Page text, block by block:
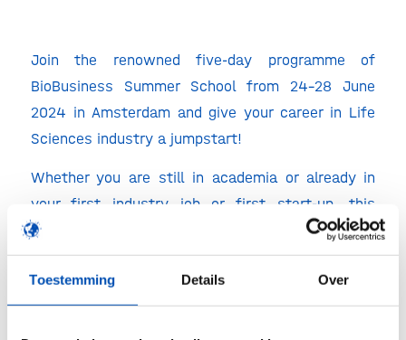
Toestemming Details Over
Join the renowned five-day programme of
BioBusiness Summer School from 24-28 June
2024 in Amsterdam and give your career in Life
Sciences industry a jumpstart!
Whether you are still in academia or already in
your first industry job or first start-up, this
excellent summer school with top-notch speakers
will give you an eye-opening experience and
valuable insights to determine your view on the
industry and your career prospects in it.